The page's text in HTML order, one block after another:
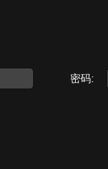
密码: